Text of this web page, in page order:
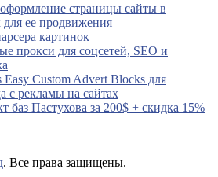
страницы сайты в
для ее продвижения
картинок
прокси для соцсетей, SEO и
Easy Custom Advert Blocks для
с рекламы на сайтах
Пастухова за 200$ + скидка 15%
. Все права защищены.